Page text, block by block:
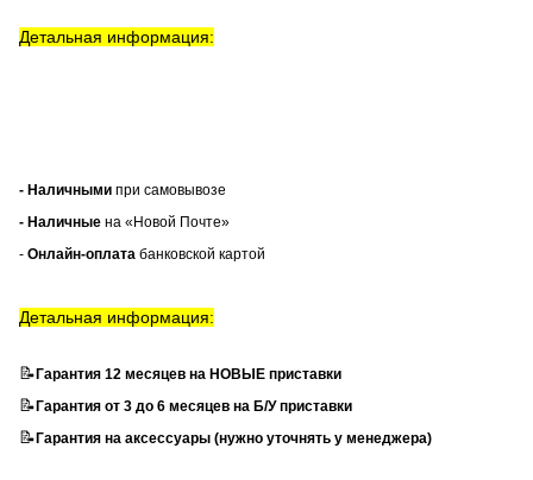
Детальная информация:
- Наличными при самовывозе
- Наличные на «Новой Почте»
- Онлайн-оплата банковской картой
Детальная информация:
📝Гарантия 12 месяцев на НОВЫЕ приставки
📝Гарантия от 3 до 6 месяцев на Б/У приставки
📝Гарантия на аксессуары (нужно уточнять у менеджера)